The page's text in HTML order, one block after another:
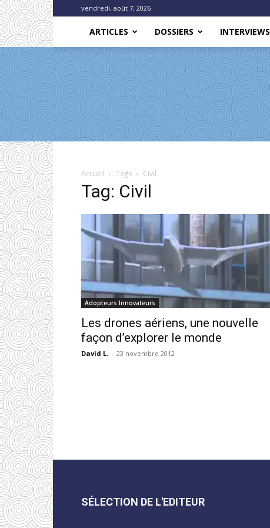
vendredi, août 7, 2026
ARTICLES DOSSIERS INTERVIEWS
Accueil Tags Civil
Tag: Civil
Adopteurs Innovateurs
Les drones aériens, une nouvelle
façon d’explorer le monde
David L. - 23 novembre 2012
SÉLECTION DE L'EDITEUR